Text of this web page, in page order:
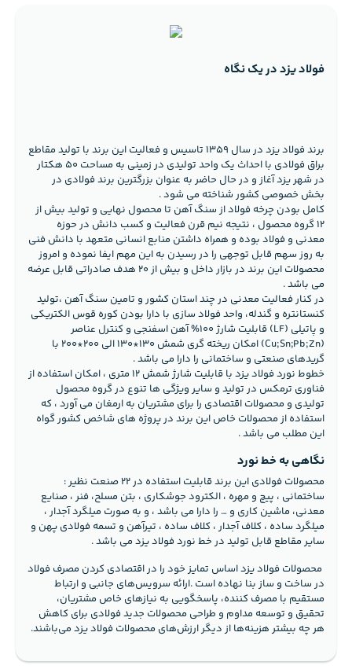
فولاد یزد در یک نگاه
برند فولاد یزد در سال ۱۳۵۹ تاسیس و فعالیت این برند با تولید مقاطع
براق فولادی با احداث یک واحد تولیدی در زمینی به مساحت ۵۰ هکتار
در شهر یزد آغاز و در حال حاضر به عنوان بزرگترین برند فولادی در
بخش خصوصی کشور شناخته می شود .
کامل بودن چرخه فولاد از سنگ آهن تا محصول نهایی و تولید بیش از
۱۲ گروه محصول ، نتیجه نیم قرن فعالیت و کسب دانش در حوزه
معدنی و فولاد بوده و همراه داشتن منابع انسانی متعهد با دانش فنی
به روز سهم قابل توجهی را در رسیدن به این مهم ایفا نموده و امروز
محصولات این برند در بازار داخل و بیش از ۲۰ هدف صادراتی قابل عرضه
می باشد .
در کنار فعالیت معدنی در چند استان کشور و تامین سنگ آهن ،تولید
کنستانتره و گندله، واحد فولاد سازی با دارا بودن کوره قوس الکتریکی
و پاتیلی (LF) قابلیت شارژ ۱۰۰% آهن اسفنجی و کنترل عناصر
(Cu;Sn;Pb;Zn) امکان ریخته گری شمش ۱۳۰*۱۳۰ الی ۲۰۰*۲۰۰ با
گریدهای صنعتی و ساختمانی را دارا می باشد .
خطوط نورد فولاد یزد با قابلیت شارژ شمش ۱۲ متری ، امکان استفاده از
فناوری ترمکس در تولید و سایر ویژگی ها تنوع در گروه محصول
تولیدی و محصولات اقتصادی را برای مشتریان به ارمغان می آورد ، که
استفاده از محصولات خاص این برند در پروژه های شاخص کشور گواه
این مطلب می باشد .
نگاهی به خط نورد
محصولات فولادی این برند قابلیت استفاده در ۲۲ صنعت نظیر :
ساختمانی ، پیچ و مهره ، الکترود جوشکاری ، بتن مسلح، فنر ، صنایع
معدنی، ماشین کاری و … را دارا می باشد ، و به صورت میلگرد آجدار ،
میلگرد ساده ، کلاف آجدار ، کلاف ساده ، تیرآهن و تسمه فولادی پهن و
سایر مقاطع قابل تولید در خط نورد فولاد یزد می باشد .
‬هر‭ ‬چه‭ ‬بیشتر‭ ‬هزینه‌ها‭ ‬از‭ ‬دیگر‭ ‬ارزش‌های‭ ‬محصولات‭ ‬فولاد‭ ‬یزد‭ ‬می‌باشند‭.‬